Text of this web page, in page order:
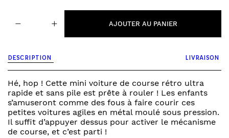
de
racers
-
flash
red
− + AJOUTER AU PANIER
DESCRIPTION LIVRAISON
Hé, hop ! Cette mini voiture de course rétro ultra
rapide et sans pile est prête à rouler ! Les enfants
s’amuseront comme des fous à faire courir ces
petites voitures agiles en métal moulé sous pression.
Il suffit d’appuyer dessus pour activer le mécanisme
de course, et c’est parti !